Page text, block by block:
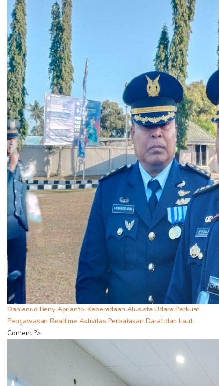
Danlanud Beny Aprianto: Keberadaan Alusista Udara Perkuat
Pengawasan Realtime Aktivitas Perbatasan Darat dan Laut
Content;?>